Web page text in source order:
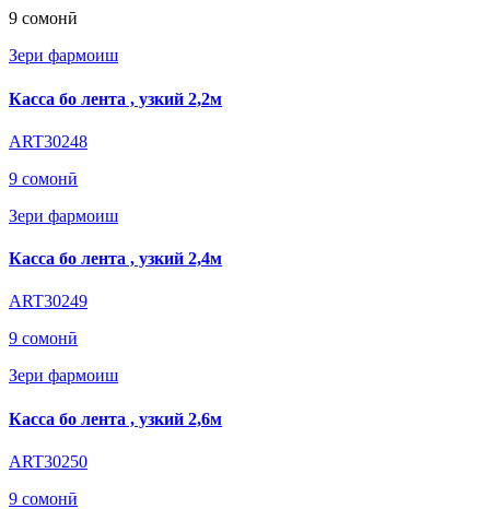
9 сомонӣ
Зери фармоиш
Касса бо лента , узкий 2,2м
ART30248
9 сомонӣ
Зери фармоиш
Касса бо лента , узкий 2,4м
ART30249
9 сомонӣ
Зери фармоиш
Касса бо лента , узкий 2,6м
ART30250
9 сомонӣ